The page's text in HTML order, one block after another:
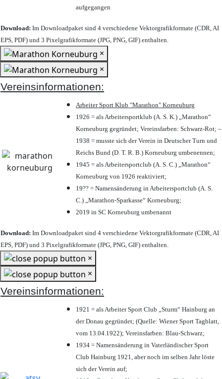
aufgegangen
Download: Im Downloadpaket sind 4 verschiedene Vektorgrafikformate (CDR, AI
EPS, PDF) und 3 Pixelgrafikformate (JPG, PNG, GIF) enthalten.
×
×
Vereinsinformationen:
Arbeiter Sport Klub "Marathon" Korneuburg
1926 = als Arbeitersportklub (A. S. K.) „Marathon“
Korneuburg gegründet; Vereinsfarben: Schwarz-Rot; –
1938 = musste sich der Verein in Deutscher Turn und
Reichs Bund (D. T. R. B.) Korneuburg umbenennen;
1945 = als Arbeitersportclub (A. S. C.) „Marathon“
Korneuburg von 1926 reaktiviert;
19?? = Namensänderung in Arbeitersportclub (A. S.
C.) „Marathon-Sparkasse“ Korneuburg;
2019 in SC Korneuburg umbenannt
Download: Im Downloadpaket sind 4 verschiedene Vektorgrafikformate (CDR, AI
EPS, PDF) und 3 Pixelgrafikformate (JPG, PNG, GIF) enthalten.
×
×
Vereinsinformationen:
1921 = als Arbeiter Sport Club „Sturm“ Hainburg an
der Donau gegründet; (Quelle: Wiener Sport Tagblatt,
vom 13.04.1922); Vereinsfarben: Blau-Schwarz;
1934 = Namensänderung in Vaterländischer Sport
Club Hainburg 1921, aber noch im selben Jahr löste
sich der Verein auf;